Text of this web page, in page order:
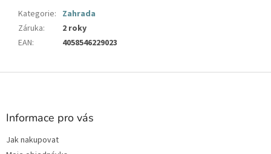
Kategorie: Zahrada
Záruka:
2 roky
EAN: 4058546229023
Z
Informace pro vás
Jak nakupovat